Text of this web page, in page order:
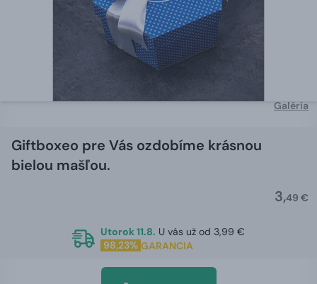
Galéria
Giftboxeo pre Vás ozdobíme krásnou
bielou mašľou.
3,49 €
Utorok 11.8. U vás už od 3,99 €
98,23% GARANCIA